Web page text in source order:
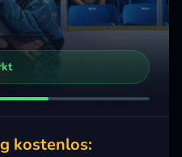
könnten
Kap der Angst
Merken
Mehr
kostenlos: